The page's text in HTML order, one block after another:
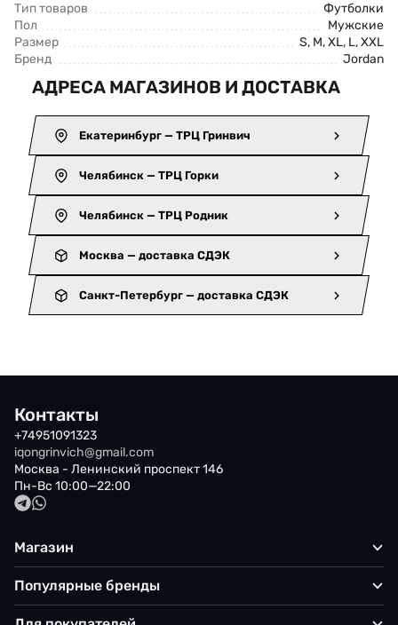
Тип товаров
Футболки
Пол
Мужские
Размер
S, M, XL, L, XXL
Бренд
Jordan
АДРЕСА МАГАЗИНОВ И ДОСТАВКА
Екатеринбург — ТРЦ Гринвич
Челябинск — ТРЦ Горки
Челябинск — ТРЦ Родник
Москва — доставка СДЭК
Санкт-Петербург — доставка СДЭК
Контакты
+74951091323
iqongrinvich@gmail.com
Москва - Ленинский проспект 146
Пн-Вс 10:00—22:00
Магазин
Популярные бренды